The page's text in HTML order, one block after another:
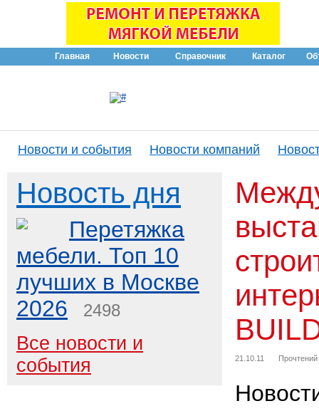
Главная Новости Справочник Каталог
Новости и события Новости компаний
Новость дня
Перетяжка
мебели. Топ 10
лучших в Москве
2026
2498
Все новости и
события
21.10.11